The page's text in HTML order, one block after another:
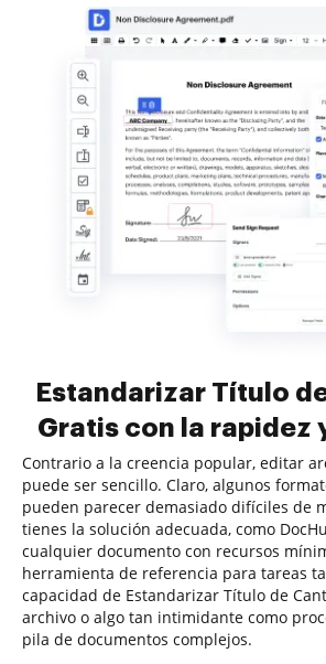
Estandarizar Título
Gratis con la rapidez
Contrario a la creencia popular, editar
puede ser sencillo. Claro, algunos
pueden parecer demasiado difíciles de
tienes la solución adecuada, como
cualquier documento con recursos
herramienta de referencia para tareas
capacidad de Estandarizar Título de
archivo o algo tan intimidante como
pila de documentos complejos.